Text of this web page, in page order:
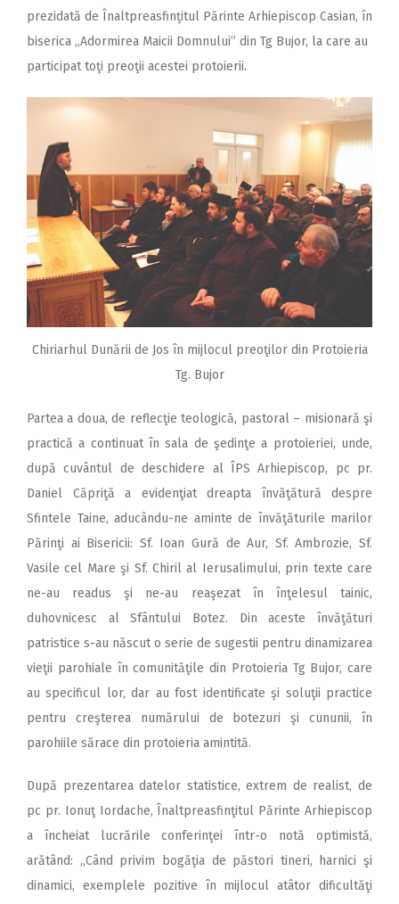
prezidată de Înaltpreasfinţitul Părinte Arhiepiscop Casian, în
biserica „Adormirea Maicii Domnului” din Tg Bujor, la care au
participat toţi preoţii acestei protoierii.
Chiriarhul Dunării de Jos în mijlocul preoţilor din Protoieria
Tg. Bujor
Partea a doua, de reflecţie teologică, pastoral – misionară şi
practică a continuat în sala de şedinţe a protoieriei, unde,
după cuvântul de deschidere al ÎPS Arhiepiscop, pc pr.
Daniel Căpriţă a evidenţiat dreapta învăţătură despre
Sfintele Taine, aducându-ne aminte de învăţăturile marilor
Părinţi ai Bisericii: Sf. Ioan Gură de Aur, Sf. Ambrozie, Sf.
Vasile cel Mare şi Sf. Chiril al Ierusalimului, prin texte care
ne-au readus şi ne-au reaşezat în înţelesul tainic,
duhovnicesc al Sfântului Botez. Din aceste învăţături
patristice s-au născut o serie de sugestii pentru dinamizarea
vieţii parohiale în comunităţile din Protoieria Tg Bujor, care
au specificul lor, dar au fost identificate şi soluţii practice
pentru creşterea numărului de botezuri şi cununii, în
parohiile sărace din protoieria amintită.
După prezentarea datelor statistice, extrem de realist, de
pc pr. Ionuţ Iordache, Înaltpreasfinţitul Părinte Arhiepiscop
a încheiat lucrările conferinţei într-o notă optimistă,
arătând: „Când privim bogăţia de păstori tineri, harnici şi
dinamici, exemplele pozitive în mijlocul atâtor dificultăţi